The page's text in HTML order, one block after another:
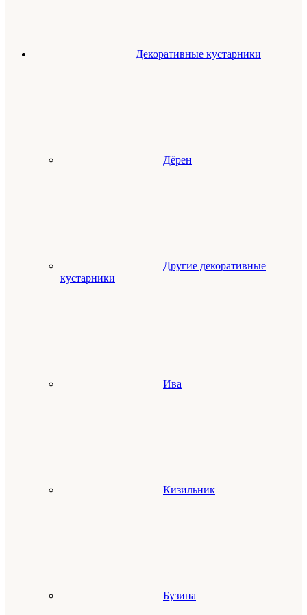
Декоративные кустарники
Дёрен
Другие декоративные
кустарники
Ива
Кизильник
Бузина